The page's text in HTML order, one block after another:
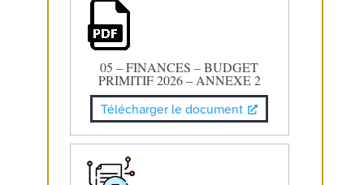
05 – FINANCES – BUDGET
PRIMITIF 2026 – ANNEXE 2
Télécharger le document